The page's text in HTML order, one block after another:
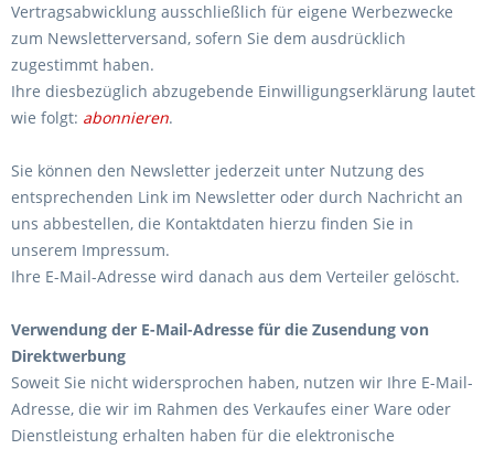
Vertragsabwicklung ausschließlich für eigene Werbezwecke
zum Newsletterversand, sofern Sie dem ausdrücklich
zugestimmt haben.
Ihre diesbezüglich abzugebende Einwilligungserklärung lautet
wie folgt: abonnieren.
Sie können den Newsletter jederzeit unter Nutzung des
entsprechenden Link im Newsletter oder durch Nachricht an
uns abbestellen, die Kontaktdaten hierzu finden Sie in
unserem Impressum.
Ihre E-Mail-Adresse wird danach aus dem Verteiler gelöscht.
Verwendung der E-Mail-Adresse für die Zusendung von
Direktwerbung
Soweit Sie nicht widersprochen haben, nutzen wir Ihre E-Mail-
Adresse, die wir im Rahmen des Verkaufes einer Ware oder
Dienstleistung erhalten haben für die elektronische